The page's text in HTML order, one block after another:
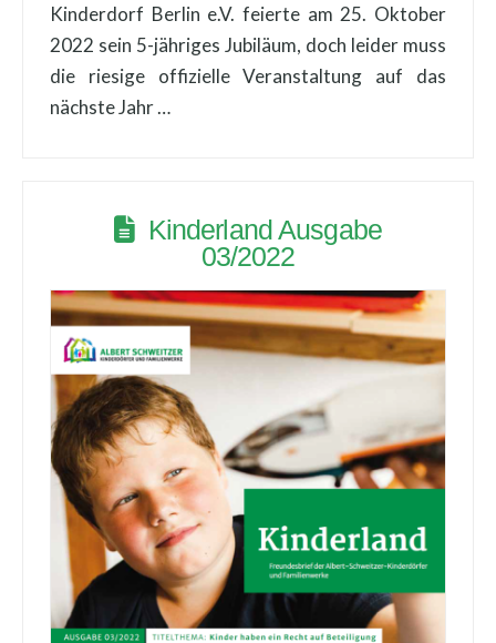
Kinderdorf Berlin e.V. feierte am 25. Oktober
2022 sein 5-jähriges Jubiläum, doch leider muss
die riesige offizielle Veranstaltung auf das
nächste Jahr …
Kinderland Ausgabe
03/2022